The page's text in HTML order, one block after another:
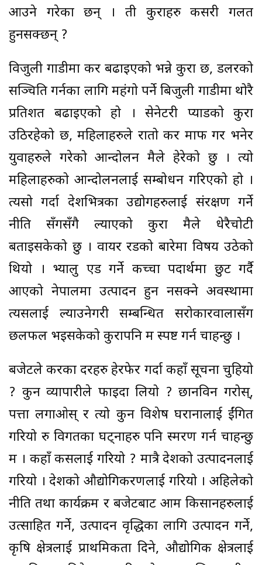
आउने गरेका छन् । ती कुराहरु कसरी गलत
हुनसक्छन् ?
विजुली गाडीमा कर बढाइएको भन्ने कुरा छ, डलरको
सञ्चिति गर्नका लागि महंगो पर्ने बिजुली गाडीमा थोरै
प्रतिशत बढाइएको हो । सेनेटरी प्याडको कुरा
उठिरहेको छ, महिलाहरुले रातो कर माफ गर भनेर
युवाहरुले गरेको आन्दोलन मैले हेरेको छु । त्यो
महिलाहरुको आन्दोलनलाई सम्बोधन गरिएको हो ।
त्यसो गर्दा देशभित्रका उद्योगहरुलाई संरक्षण गर्ने
नीति सँगसँगै ल्याएको कुरा मैले धेरैचोटी
बताइसकेको छु । वायर रडको बारेमा विषय उठेको
थियो । भ्यालु एड गर्ने कच्चा पदार्थमा छुट गर्दै
आएको नेपालमा उत्पादन हुन नसक्ने अवस्थामा
त्यसलाई ल्याउनेगरी सम्बन्धित सरोकारवालासँग
छलफल भइसकेको कुरापनि म स्पष्ट गर्न चाहन्छु ।
बजेटले करका दरहरु हेरफेर गर्दा कहाँ सूचना चुहियो
? कुन व्यापारीले फाइदा लियो ? छानविन गरोस्,
पत्ता लगाओस् र त्यो कुन विशेष घरानालाई ईंगित
गरियो रु विगतका घट्नाहरु पनि स्मरण गर्न चाहन्छु
म । कहाँ कसलाई गरियो ? मात्रै देशको उत्पादनलाई
गरियो । देशको औद्योगिकरणलाई गरियो । अहिलेको
नीति तथा कार्यक्रम र बजेटबाट आम किसानहरुलाई
उत्साहित गर्ने, उत्पादन वृद्धिका लागि उत्पादन गर्ने,
कृषि क्षेत्रलाई प्राथमिकता दिने, औद्योगिक क्षेत्रलाई